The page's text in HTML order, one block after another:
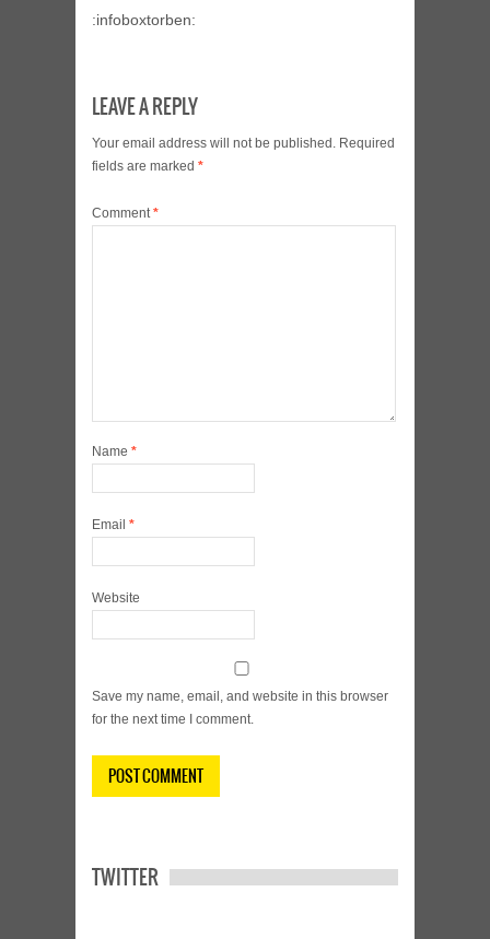
:infoboxtorben:
LEAVE A REPLY
Your email address will not be published. Required
fields are marked *
Comment *
Name *
Email *
Website
Save my name, email, and website in this browser
for the next time I comment.
TWITTER